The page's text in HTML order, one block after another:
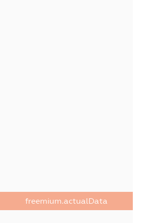
freemium.actualData